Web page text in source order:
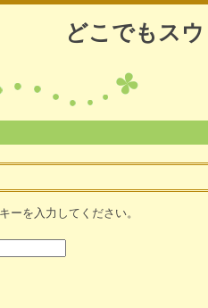
どこでもス
ーを入力してください。